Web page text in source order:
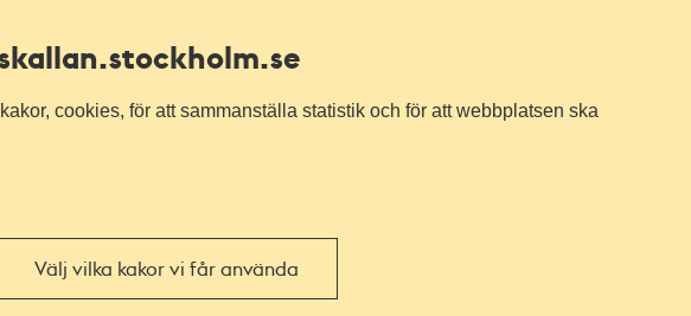
.stockholm.se
cookies, för att sammanställa statistik och för att webbplatsen ska
Välj vilka kakor vi får använda